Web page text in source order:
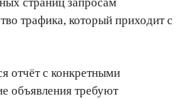
трафика, который приходит с
отчёт с конкретными
объявления требуют